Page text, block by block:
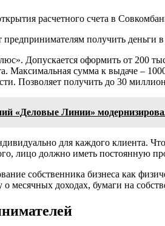
расчетного счета в
предпринимателям получить деньги
Допускается оформить от 200
Максимальная сумма к выдаче –
Позволяет получить до 30
«Деловые Линии»
для каждого клиента.
лицо должно иметь постоянную
собственника бизнеса как
месячных доходах, бумаги на